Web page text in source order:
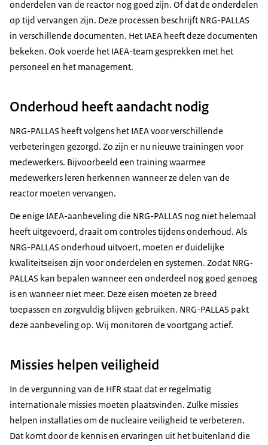
onderdelen van de reactor nog goed zijn. Of dat de onderdelen
op tijd vervangen zijn. Deze processen beschrijft NRG-PALLAS
in verschillende documenten. Het IAEA heeft deze documenten
bekeken. Ook voerde het IAEA-team gesprekken met het
personeel en het management.
Onderhoud heeft aandacht nodig
NRG-PALLAS heeft volgens het IAEA voor verschillende
verbeteringen gezorgd. Zo zijn er nu nieuwe trainingen voor
medewerkers. Bijvoorbeeld een training waarmee
medewerkers leren herkennen wanneer ze delen van de
reactor moeten vervangen.
De enige IAEA-aanbeveling die NRG-PALLAS nog niet helemaal
heeft uitgevoerd, draait om controles tijdens onderhoud. Als
NRG-PALLAS onderhoud uitvoert, moeten er duidelijke
kwaliteitseisen zijn voor onderdelen en systemen. Zodat NRG-
PALLAS kan bepalen wanneer een onderdeel nog goed genoeg
is en wanneer niet meer. Deze eisen moeten ze breed
toepassen en zorgvuldig blijven gebruiken. NRG-PALLAS pakt
deze aanbeveling op. Wij monitoren de voortgang actief.
Missies helpen veiligheid
In de vergunning van de HFR staat dat er regelmatig
internationale missies moeten plaatsvinden. Zulke missies
helpen installaties om de nucleaire veiligheid te verbeteren.
Dat komt door de kennis en ervaringen uit het buitenland die